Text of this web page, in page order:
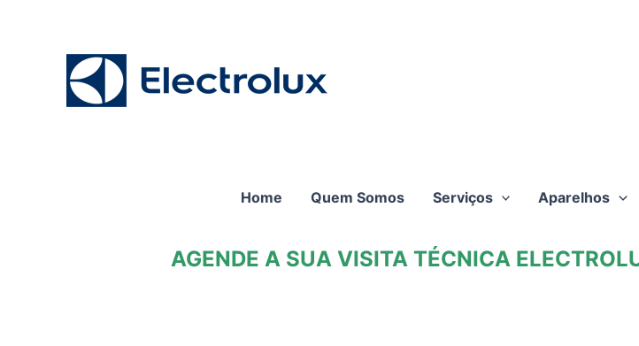
Home Quem Somos Serviços Aparelhos
AGENDE A SUA VISITA TÉCNICA